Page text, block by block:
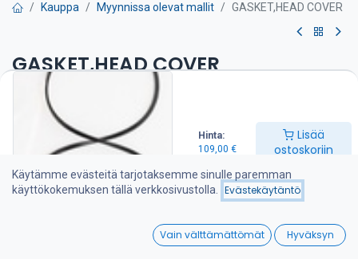
Hinta:
109,00 €
Lisää
ostoskoriin
Wishlist
Kauppa Myynnissa olevat mallit GASKET,HEAD COVER
GASKET,HEAD COVER
Venttiilivälykset on tarkistettava huolto-ohjeen mukaan
€
Lisää ostoskoriin
Käytämme evästeitä tarjotaksemme sinulle paremman
käyttökokemuksen tällä verkkosivustolla.
Evästekäytäntö
Vain välttämättömät Hyväksyn